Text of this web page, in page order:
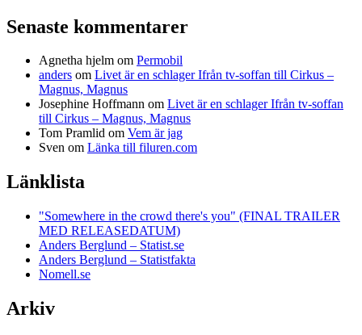
Senaste kommentarer
Agnetha hjelm om Permobil
anders om Livet är en schlager Ifrån tv-soffan till Cirkus –
Magnus, Magnus
Josephine Hoffmann om Livet är en schlager Ifrån tv-soffan
till Cirkus – Magnus, Magnus
Tom Pramlid om Vem är jag
Sven om Länka till filuren.com
Länklista
"Somewhere in the crowd there's you" (FINAL TRAILER
MED RELEASEDATUM)
Anders Berglund – Statist.se
Anders Berglund – Statistfakta
Nomell.se
Arkiv